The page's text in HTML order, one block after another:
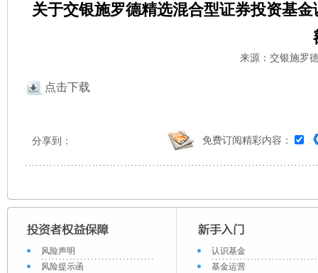
关于交银施罗德精选混合型证券投资基
来源：交银施罗
点击下载
分享到： 免费订阅精彩内容：
风险声明
风险提示函
认识基金
基金运营